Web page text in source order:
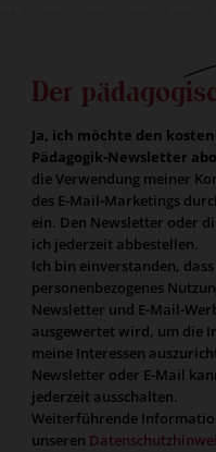
Der
Ja, ich möchte den
Pädagogik-Newsletter
die Verwendung meiner
des E-Mail-Marketings
ein. Den Newsletter oder
ich jederzeit abbestellen.
Ich bin einverstanden,
personenbezogenes
Newsletter und E-Mail-
ausgewertet wird, um die
meine Interessen
Newsletter oder E-Mail
jederzeit ausschalten.
Weiterführende
unseren